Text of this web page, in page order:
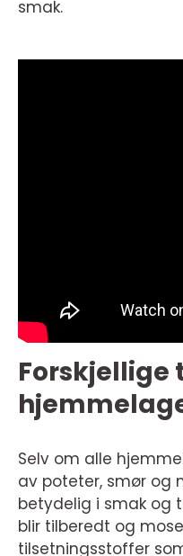
smak.
Forskjellige
Selv om alle
av poteter, smør og
betydelig i smak og
blir tilberedt og
tilsetningsstoffer